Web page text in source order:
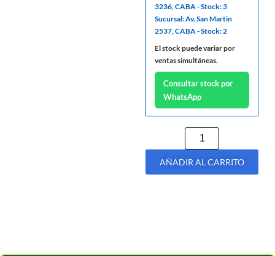
3236, CABA - Stock: 3
Sucursal: Av. San Martin
2537, CABA - Stock: 2
El stock puede variar por
ventas simultáneas.
Consultar stock por
WhatsApp
AÑADIR AL CARRITO